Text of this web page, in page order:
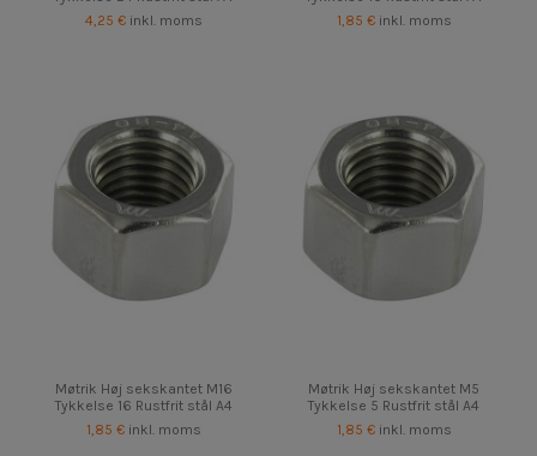
4,25 € inkl. moms
1,85 € inkl. moms
Møtrik Høj sekskantet M16
Tykkelse 16 Rustfrit stål A4
1,85 € inkl. moms
Møtrik Høj sekskantet M5
Tykkelse 5 Rustfrit stål A4
1,85 € inkl. moms